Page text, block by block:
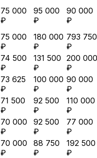
75 000
₽
95 000
₽
90 000
₽
75 000
₽
180 000
₽
793 750
₽
74 500
₽
131 500
₽
200 000
₽
73 625
₽
100 000
₽
90 000
₽
71 500
₽
92 500
₽
110 000
₽
70 000
₽
92 500
₽
77 000
₽
70 000
₽
88 750
₽
192 500
₽